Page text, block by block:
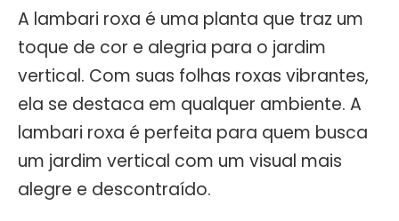
A lambari roxa é uma planta que traz um
toque de cor e alegria para o jardim
vertical. Com suas folhas roxas vibrantes,
ela se destaca em qualquer ambiente. A
lambari roxa é perfeita para quem busca
um jardim vertical com um visual mais
alegre e descontraído.